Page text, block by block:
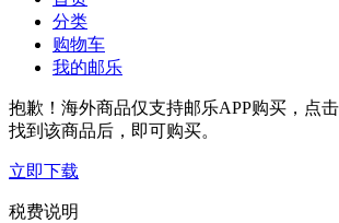
分类
购物车
我的邮乐
抱歉！海外商品仅支持邮乐APP购买，点
找到该商品后，即可购买。
立即下载
税费说明